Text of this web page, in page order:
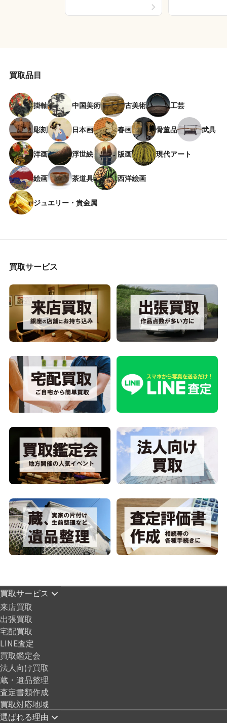
買取品目
掛軸 中国美術 古美術 工芸
彫刻 日本画 春画 骨董品 武具
洋画 浮世絵 版画 現代アート
絵画 茶道具 西洋絵画
ジュエリー・貴金属
買取サービス
買取サービス
来店買取
出張買取
宅配買取
LINE査定
買取鑑定会
法人向け買取
蔵・遺品整理
査定書類作成
買取対応地域
選ばれる理由